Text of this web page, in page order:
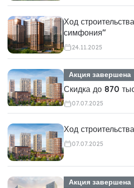
Ход
симфония"
24.11.2025
Акция завершена
Скидка до 870
07.07.2025
Ход
07.07.2025
Акция завершена